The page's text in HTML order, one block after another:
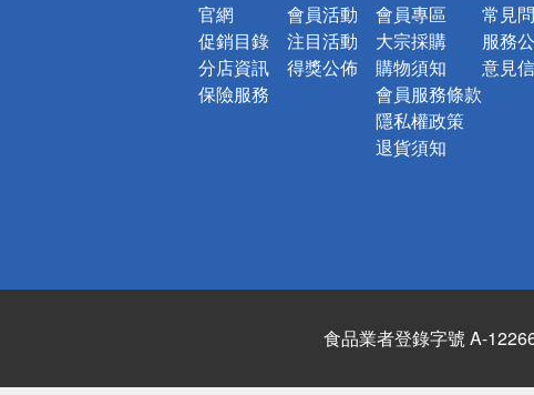
官網
促銷目錄
分店資訊
保險服務
會員活動
注目活動
得獎公佈
會員專區
大宗採購
購物須知
會員服務條款
隱私權政策
退貨須知
常見
服務
意見
食品業者登錄字號 A-